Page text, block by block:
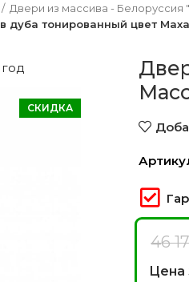
2744
Двери из массива -
дуба тонированный цвет
СКИДКА
46
Цена